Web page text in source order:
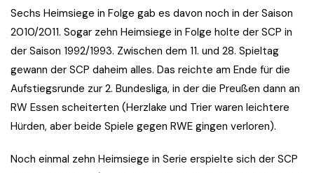
Sechs Heimsiege in Folge gab es davon noch in der Saison
2010/2011. Sogar zehn Heimsiege in Folge holte der SCP in
der Saison 1992/1993. Zwischen dem 11. und 28. Spieltag
gewann der SCP daheim alles. Das reichte am Ende für die
Aufstiegsrunde zur 2. Bundesliga, in der die Preußen dann an
RW Essen scheiterten (Herzlake und Trier waren leichtere
Hürden, aber beide Spiele gegen RWE gingen verloren).
Noch einmal zehn Heimsiege in Serie erspielte sich der SCP